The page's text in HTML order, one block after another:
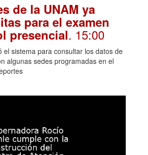
de la UNAM ya
para el examen
presencial. 15:00
el sistema para consultar los datos de
algunas sedes programadas en el